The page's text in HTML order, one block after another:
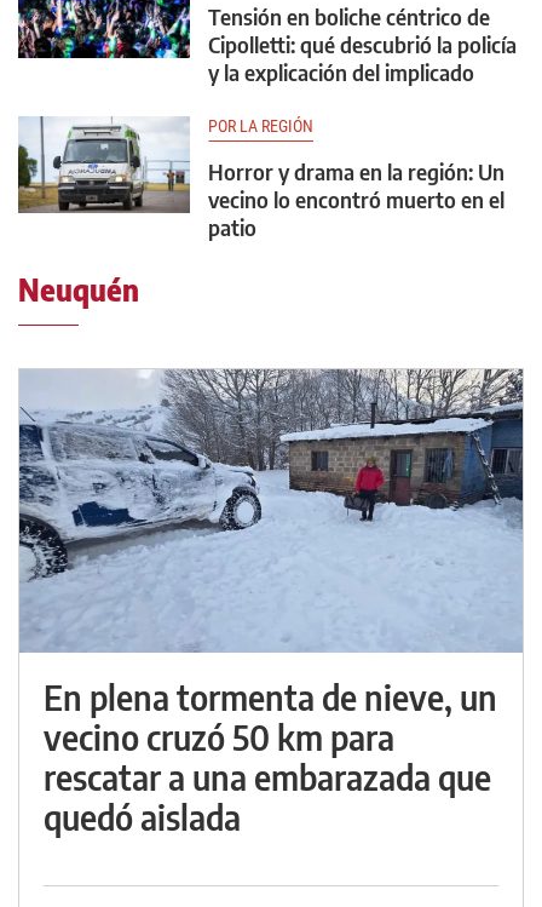
Tensión en boliche céntrico de
Cipolletti: qué descubrió la policía
y la explicación del implicado
POR LA REGIÓN
Horror y drama en la región: Un
vecino lo encontró muerto en el
patio
Neuquén
En plena tormenta de nieve, un
vecino cruzó 50 km para
rescatar a una embarazada que
quedó aislada